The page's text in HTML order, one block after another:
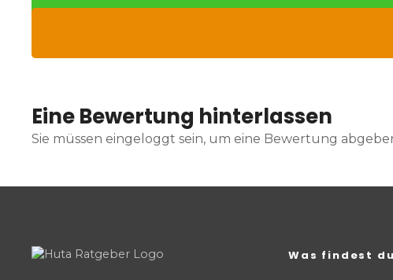
Eine Bewertung hinterlassen
Sie müssen eingeloggt sein, um eine Bewertung
Was findest